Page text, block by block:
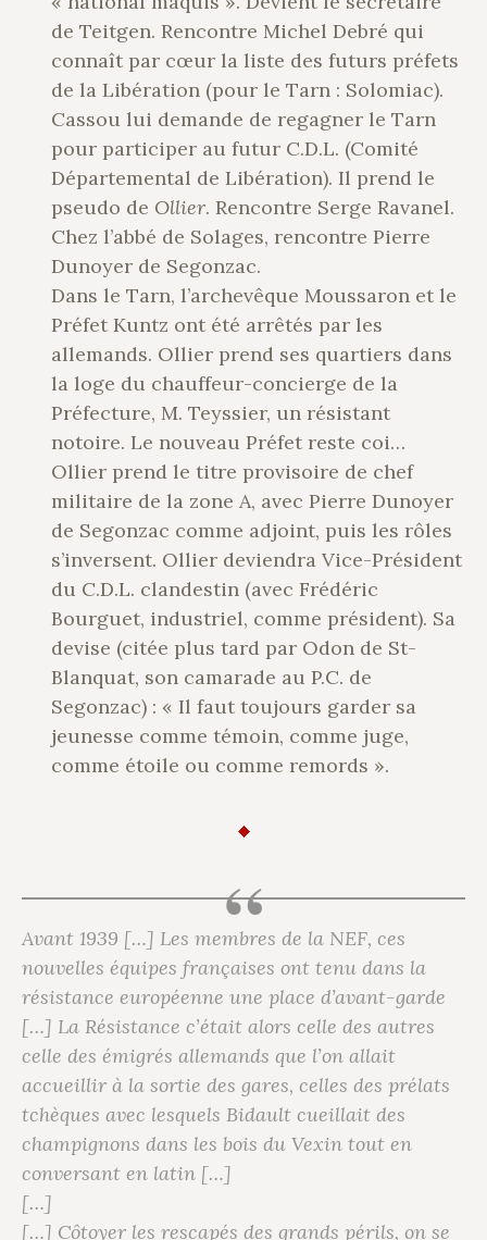
de Teitgen. Rencontre Michel Debré qui
connaît par cœur la liste des futurs préfets
de la Libération (pour le Tarn : Solomiac).
Cassou lui demande de regagner le Tarn
pour participer au futur C.D.L. (Comité
Départemental de Libération). Il prend le
pseudo de Ollier. Rencontre Serge Ravanel.
Chez l’abbé de Solages, rencontre Pierre
Dunoyer de Segonzac.
Dans le Tarn, l’archevêque Moussaron et le
Préfet Kuntz ont été arrêtés par les
allemands. Ollier prend ses quartiers dans
la loge du chauffeur-concierge de la
Préfecture, M. Teyssier, un résistant
notoire. Le nouveau Préfet reste coi…
Ollier prend le titre provisoire de chef
militaire de la zone A, avec Pierre Dunoyer
de Segonzac comme adjoint, puis les rôles
s’inversent. Ollier deviendra Vice-Président
du C.D.L. clandestin (avec Frédéric
Bourguet, industriel, comme président). Sa
devise (citée plus tard par Odon de St-
Blanquat, son camarade au P.C. de
Segonzac) : « Il faut toujours garder sa
jeunesse comme témoin, comme juge,
comme étoile ou comme remords ».
Avant 1939 […] Les membres de la NEF, ces
nouvelles équipes françaises ont tenu dans la
résistance européenne une place d’avant-garde
[…] La Résistance c’était alors celle des autres
celle des émigrés allemands que l’on allait
accueillir à la sortie des gares, celles des prélats
tchèques avec lesquels Bidault cueillait des
champignons dans les bois du Vexin tout en
conversant en latin […]
[…]
[…] Côtoyer les rescapés des grands périls, on se